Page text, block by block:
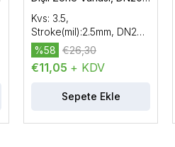
Kvs: 3.5,
Stroke(mil):2.5mm, DN20
(3/4"), PN16, On/Off Vana
€11,05 + KDV
%58 €26,30
Sepete Ekle